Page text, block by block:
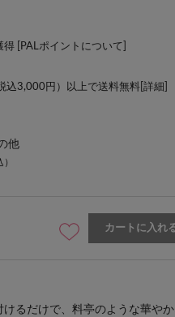
[ PALポイントについて
込3,000円）以上で送料無料[ 詳細
他
）
カートに入れ
るだけで、料亭のような華や